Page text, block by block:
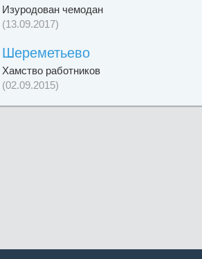
Изуродован чемодан
(13.09.2017)
Шереметьево
Хамство работников
(02.09.2015)